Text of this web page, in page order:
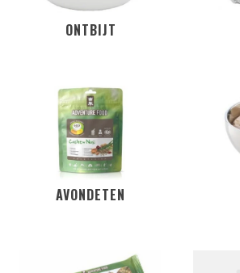
ONTBIJT
AVONDETEN